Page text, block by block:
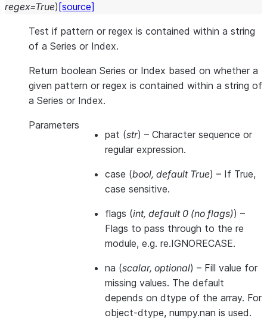
regex=True) [source]
Test if pattern or regex is contained within a string
of a Series or Index.
Return boolean Series or Index based on whether a
given pattern or regex is contained within a string of
a Series or Index.
Parameters
pat (str) – Character sequence or
regular expression.
case (bool, default True) – If True,
case sensitive.
flags (int, default 0 (no flags)) –
Flags to pass through to the re
module, e.g. re.IGNORECASE.
na (scalar, optional) – Fill value for
missing values. The default
depends on dtype of the array. For
object-dtype, numpy.nan is used.